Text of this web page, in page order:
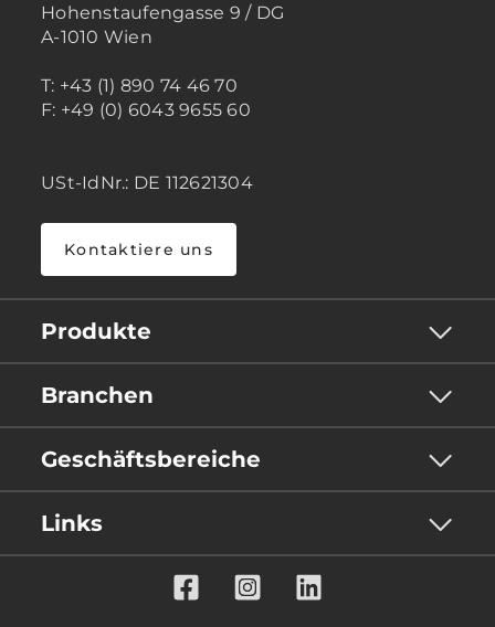
Hohenstaufengasse 9 / DG
A-1010 Wien
T: +43 (1) 890 74 46 70
F: +49 (0) 6043 9655 60
USt-IdNr.: DE 112621304
Kontaktiere uns
Produkte
Branchen
Geschäftsbereiche
Links